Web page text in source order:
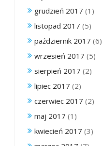
grudzień 2017 (1)
listopad 2017 (5)
październik 2017 (6)
wrzesień 2017 (5)
sierpień 2017 (2)
lipiec 2017 (2)
czerwiec 2017 (2)
maj 2017 (1)
kwiecień 2017 (3)